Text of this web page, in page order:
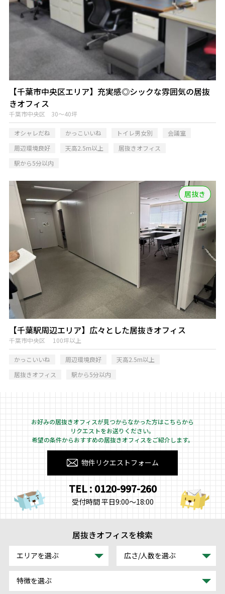
【千葉市中央区エリア】充実感◎シックな雰囲気の居抜
きオフィス
千葉市中央区 30～40坪
オシャレだね かっこいいね トイレ男女別
会議室
周辺環境良好
天高2.5m以上
居抜きオフィス
駅から5分以内
居抜き
【千葉駅周辺エリア】広々とした居抜きオフィス
千葉市中央区 100坪以上
かっこいいね 周辺環境良好
天高2.5m以上
居抜きオフィス
駅から5分以内
お好みの居抜きオフィスが見つからなかった方はこちらから
リクエストをお送りください。
希望の条件からおすすめの居抜きオフィスをご紹介します。
物件リクエストフォーム
TEL : 0120-997-260
受付時間 平日9:00～18:00
居抜きオフィスを検索
エリアを選ぶ 広さ/人数を選ぶ
特徴を選ぶ